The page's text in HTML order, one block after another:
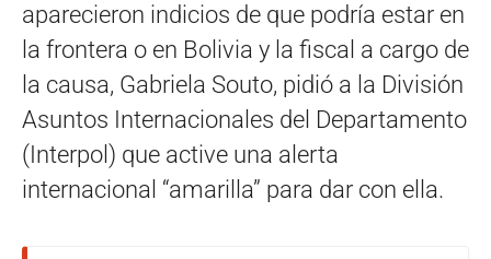
aparecieron indicios de que podría estar en
la frontera o en Bolivia y la fiscal a cargo de
la causa, Gabriela Souto, pidió a la División
Asuntos Internacionales del Departamento
(Interpol) que active una alerta
internacional “amarilla” para dar con ella.